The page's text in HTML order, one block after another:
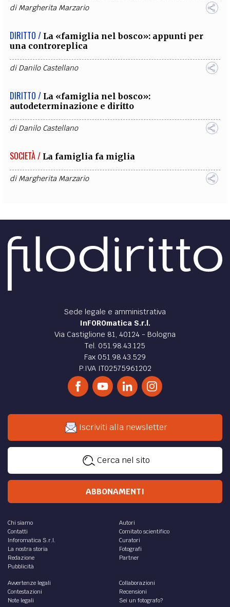
diMargherita Marzario
DIRITTO / La «famiglia nel bosco»: appunti per
una controreplica
diDanilo Castellano
DIRITTO / La «famiglia nel bosco»:
autodeterminazione e diritto
diDanilo Castellano
SOCIETÀ / La famiglia fa miglia
diMargherita Marzario
Sede legale e amministrativa
InFOROmatica S.r.l.
Via Castiglione 81, 40124 - Bologna
Tel. 051.98.43.125
Fax 051.98.43.529
P.IVA IT02575961202
Iscriviti alla newsletter
Cerca nel sito
ABBONAMENTI
Chi siamo
Contatti
Inforomatica S.r.l.
La nostra storia
Redazione
Pubblicità
Autori
Comitato scientifico
Curatori
Fotografi
Partner
Avvertenze legali
Contestazioni
Note legali
Collaborazioni
Recensioni
Sei un fotografo?